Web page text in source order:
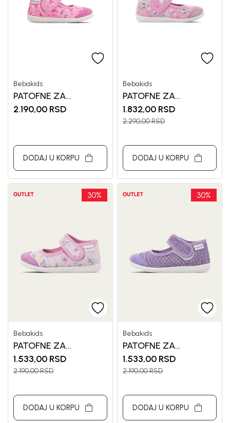
Bebakids
PATOFNE ZA
DEVOJČICE BEBAKIDS
2.190,00 RSD
DODAJ U KORPU
Bebakids
PATOFNE ZA
DEVOJČICE BEBAKIDS
1.832,00 RSD
2.290,00RSD
DODAJ U KORPU
30%
Bebakids
PATOFNE ZA
DEVOJČICE BEBAKIDS
1.533,00 RSD
2.190,00RSD
DODAJ U KORPU
30%
Bebakids
PATOFNE ZA
DEVOJČICE BEBAKIDS
1.533,00 RSD
2.190,00RSD
DODAJ U KORPU